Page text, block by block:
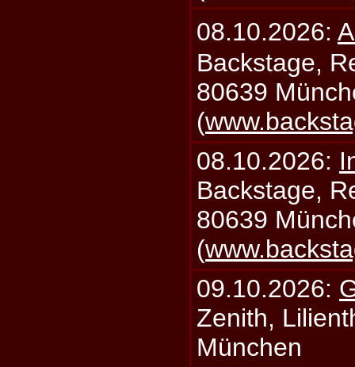
08.10.2026:
Backstage,
80639
(
08.10.2026:
Backstage,
80639
(
09.10.2026:
Zenith,
München